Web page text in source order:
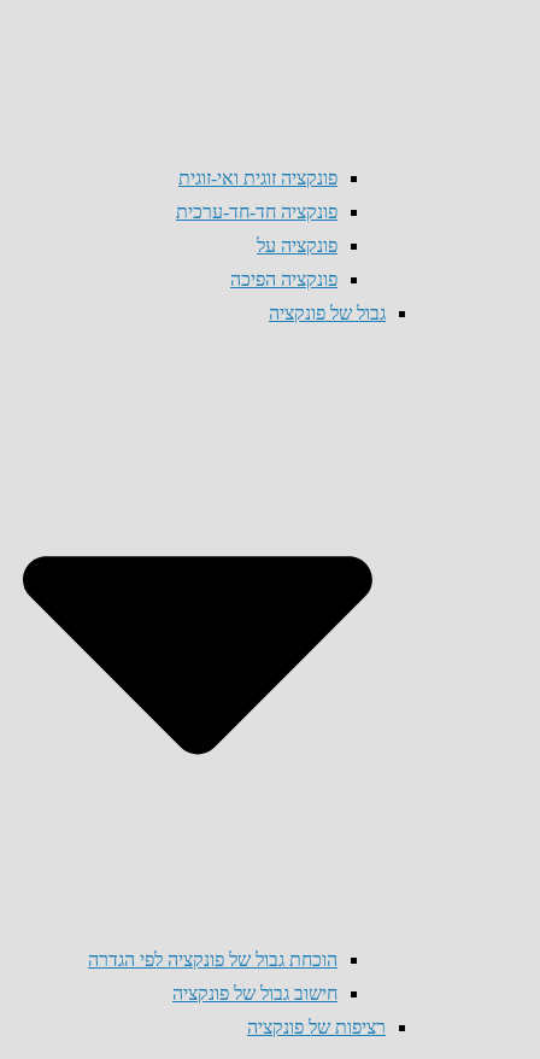
פונקציה זוגית ואי-זוגית
פונקציה חד-חד-ערכית
פונקציה על
פונקציה הפיכה
גבול של פונקציה
הוכחת גבול של פונקציה לפי הגדרה
חישוב גבול של פונקציה
רציפות של פונקציה